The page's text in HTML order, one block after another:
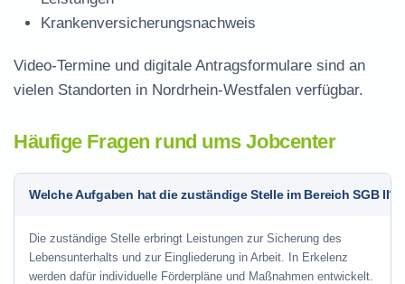
Krankenversicherungsnachweis
Video-Termine und digitale Antragsformulare sind an
vielen Standorten in Nordrhein-Westfalen verfügbar.
Häufige Fragen rund ums Jobcenter
Welche Aufgaben hat die zuständige Stelle im Bereich SGB II?
Die zuständige Stelle erbringt Leistungen zur Sicherung des
Lebensunterhalts und zur Eingliederung in Arbeit. In Erkelenz
werden dafür individuelle Förderpläne und Maßnahmen entwickelt.